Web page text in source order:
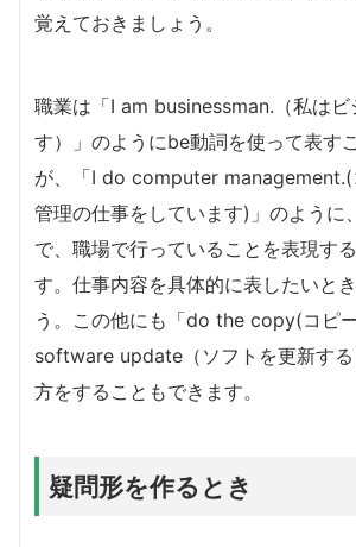
覚えておきましょう。
職業は「I am businessman.（私はビ
す）」のようにbe動詞を使って表す
が、「I do computer management.(
管理の仕事をしています)」のように
で、職場で行っていることを表現す
す。仕事内容を具体的に表したいと
う。この他にも「do the copy(コピ
software update（ソフトを更新す
方をすることもできます。
疑問形を作るとき